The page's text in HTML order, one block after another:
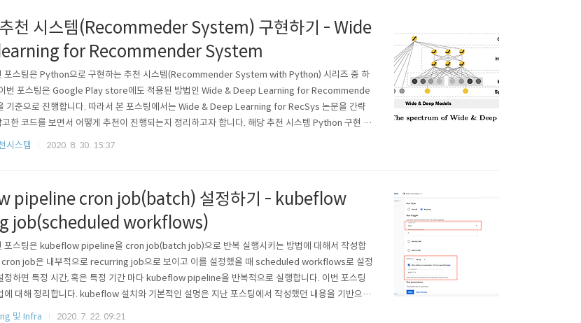
천 시스템(Recommeder System) 구현하기 - Wide
for Recommender System
포스팅은 Python으로 구현하는 추천 시스템(Recommender System with Python) 시리즈 중 하
번 포스팅은 Google Play store에도 적용된 방법인 Wide & Deep Learning for Recommende
기준으로 진행합니다. 따라서 본 포스팅에서는 Wide & Deep Learning for RecSys 논문을 간략
한 코드를 보면서 어떻게 추천이 진행되는지 정리하고자 합니다. 해당 추천 시스템 Python 구현 코
에 올려두었습니다. (해당 코드는 논문과 100% 일치하지 않음을 말씀드립니다.) https://github.
시스템 2020. 8. 30. 15:37
pipeline cron job(batch) 설정하기 - kubeflow
job(scheduled workflows)
포스팅은 kubeflow pipeline을 cron job(batch job)으로 반복 실행시키는 방법에 대해서 작성합
job은 내부적으로 recurring job으로 보이고 이를 설정했을 때 scheduled workflows로 설정
정하면 특정 시간, 혹은 특정 기간 마다 kubeflow pipeline을 반복적으로 실행합니다. 이번 포스팅
에 대해 정리합니다. kubeflow 설치와 기본적인 설명은 지난 포스팅에서 작성했던 내용을 기반으로
포스팅은 아래 링크이므로 글을 읽다가 잘 모르시겠으면 참고해주세요. https://lsjsj92.tistory.co
및 Infra 2020. 7. 22. 09:21